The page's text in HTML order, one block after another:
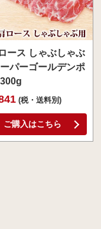
ース しゃぶしゃぶ
パーゴールデンポ
(税・送料別)
ご購入はこちら